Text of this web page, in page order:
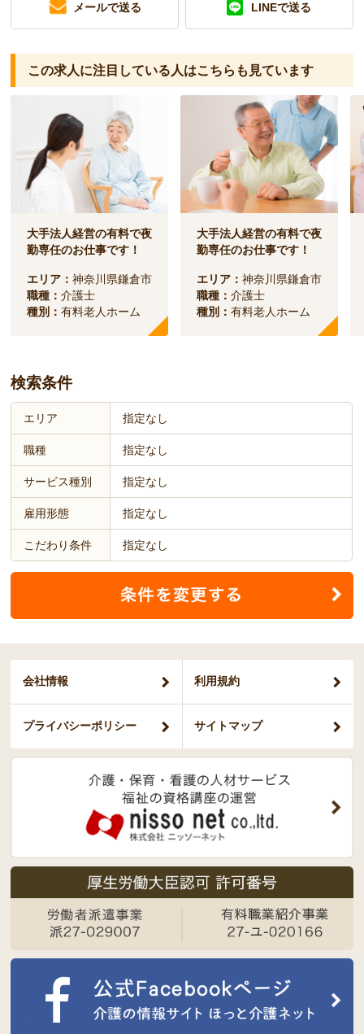
メールで送る LINEで送る
この求人に注目している人はこちらも見ています
大手法人経営の有料で夜
勤専任のお仕事です！
エリア：神奈川県鎌倉市
職種：介護士
種別：有料老人ホーム
大手法人経営の有料で夜
勤専任のお仕事です！
エリア：神奈川県鎌倉市
職種：介護士
種別：有料老人ホーム
検索条件
エリア 指定なし
職種 指定なし
サービス種別 指定なし
雇用形態 指定なし
こだわり条件 指定なし
会社情報 利用規約
プライバシーポリシー サイトマップ